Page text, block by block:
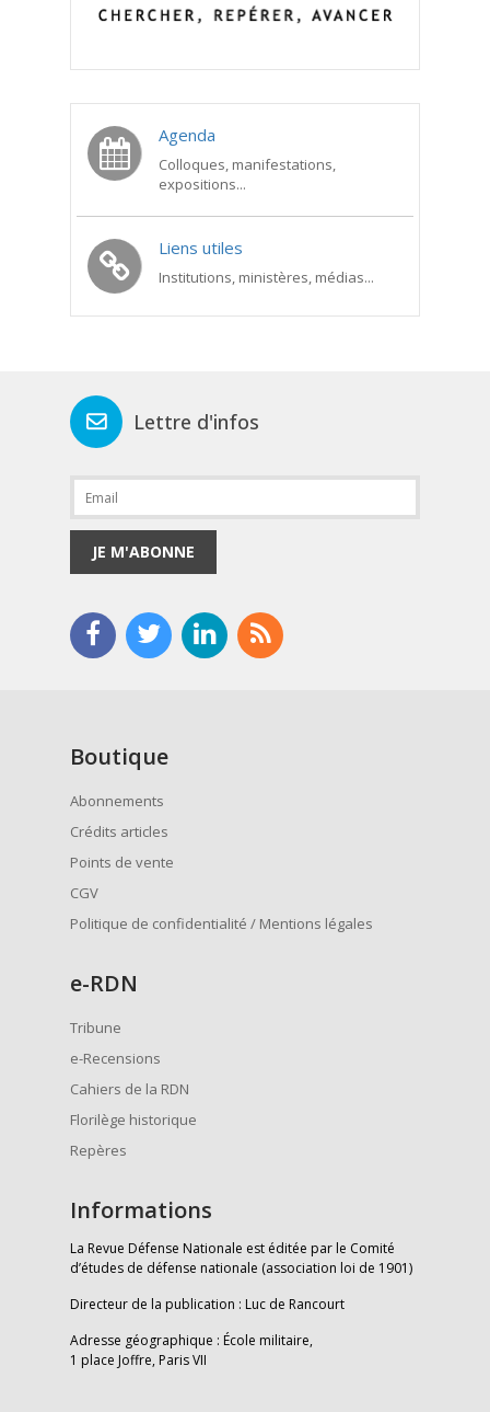
Agenda
Colloques, manifestations,
expositions...
Liens utiles
Institutions, ministères, médias...
Lettre d'infos
JE M'ABONNE
Boutique
Abonnements
Crédits articles
Points de vente
CGV
Politique de confidentialité / Mentions légales
e-RDN
Tribune
e-Recensions
Cahiers de la RDN
Florilège historique
Repères
Informations
La Revue Défense Nationale est éditée par le Comité
d’études de défense nationale (association loi de 1901)
Directeur de la publication : Luc de Rancourt
Adresse géographique : École militaire,
1 place Joffre, Paris VII